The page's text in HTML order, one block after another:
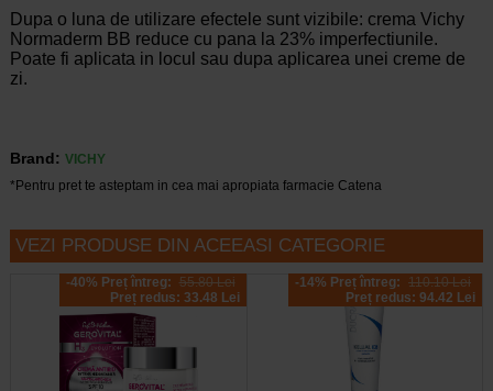
Dupa o luna de utilizare efectele sunt vizibile: crema Vichy
Normaderm BB reduce cu pana la 23% imperfectiunile.
Poate fi aplicata in locul sau dupa aplicarea unei creme de
zi.
Brand: VICHY
*Pentru pret te asteptam in cea mai apropiata farmacie Catena
VEZI PRODUSE DIN ACEEASI CATEGORIE
-40% Preț întreg: 55.80 Lei
Preț redus: 33.48 Lei
-14% Preț întreg: 110.10 Lei
Preț redus: 94.42 Lei